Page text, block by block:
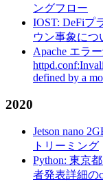
ングフロー
IOST: DeFiプ
ウン事象につ
Apache エラ
defined by a
2020
Jetson nano
トリーミング
Python: 東京
者発表詳細の